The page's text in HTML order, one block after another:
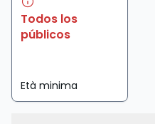
Todos los
públicos
Età minima